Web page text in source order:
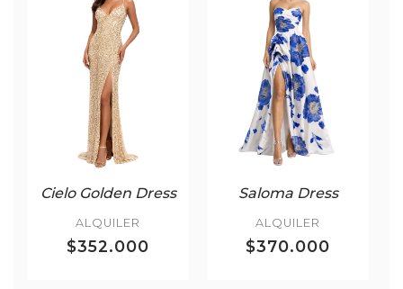
Cielo Golden Dress
ALQUILER
$352.000
Saloma Dress
ALQUILER
$370.000